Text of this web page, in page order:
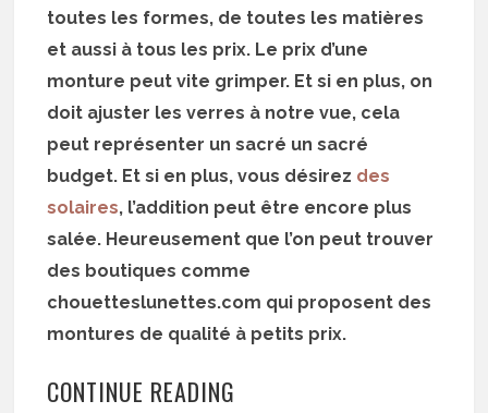
toutes les formes, de toutes les matières
et aussi à tous les prix. Le prix d’une
monture peut vite grimper. Et si en plus, on
doit ajuster les verres à notre vue, cela
peut représenter un sacré un sacré
budget. Et si en plus, vous désirez des
solaires, l’addition peut être encore plus
salée. Heureusement que l’on peut trouver
des boutiques comme
chouetteslunettes.com qui proposent des
montures de qualité à petits prix.
CONTINUE READING